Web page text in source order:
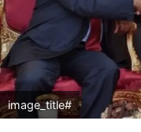
#image_title